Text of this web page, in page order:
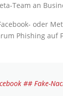
Team an
oder
Phishing auf
## Fake-